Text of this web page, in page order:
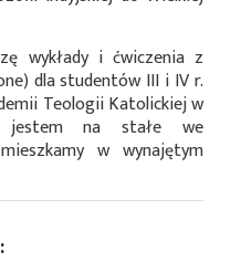
wykłady i ćwiczenia z
dla studentów III i IV r.
Teologii Katolickiej w
jestem na stałe we
w wynajętym